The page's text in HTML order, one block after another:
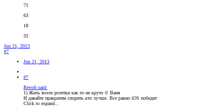
71
63
18
32
Jun 21, 2013
#7
Jun 21, 2013
#7
Revolt said:
1) Жить возле розетки как то не круто © Ваня
И давайте пракратим спорить кто лучше. Все равно iOS победит
Click to expand...